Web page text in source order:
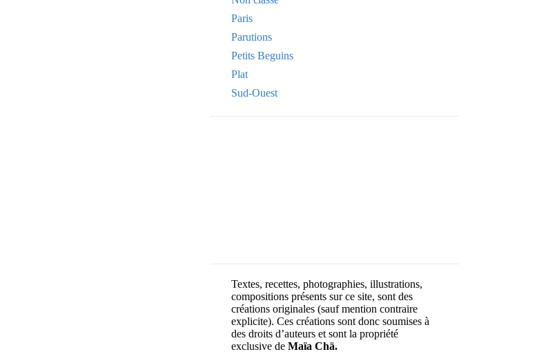
Paris
Parutions
Petits Beguins
Plat
Sud-Ouest
Textes, recettes, photographies, illustrations,
compositions présents sur ce site, sont des
créations originales (sauf mention contraire
explicite). Ces créations sont donc soumises à
des droits d’auteurs et sont la propriété
exclusive de Maïa Chä.